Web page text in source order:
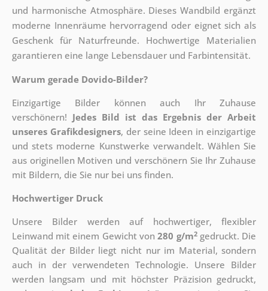
und harmonische Atmosphäre. Dieses Wandbild ergänzt
moderne Innenräume hervorragend oder eignet sich als
Geschenk für Naturfreunde. Hochwertige Materialien
garantieren eine lange Lebensdauer und Farbintensität.
Warum gerade Dovido-Bilder?
Einzigartige Bilder können auch Ihr Zuhause
verschönern! Jedes Bild ist das Ergebnis der Arbeit
unseres Grafikdesigners, der seine Ideen in einzigartige
und stets moderne Kunstwerke verwandelt. Wählen Sie
aus originellen Motiven und verschönern Sie Ihr Zuhause
mit Bildern, die Sie nur bei uns finden.
Hochwertiger Druck
Unsere Bilder werden auf hochwertiger, flexibler
Leinwand mit einem Gewicht von280 g/m2gedruckt. Die
Qualität der Bilder liegt nicht nur im Material, sondern
auch in der verwendeten Technologie. Unsere Bilder
werden langsam und mit höchster Präzision gedruckt,